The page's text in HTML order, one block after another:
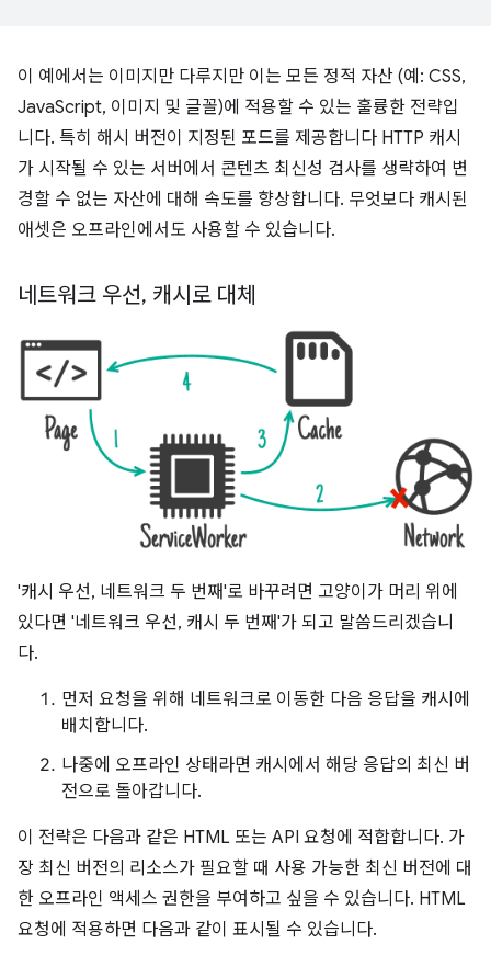
이 예에서는 이미지만 다루지만 이는 모든 정적 자산 (예: CSS,
JavaScript, 이미지 및 글꼴)에 적용할 수 있는 훌륭한 전략입
니다. 특히 해시 버전이 지정된 포드를 제공합니다 HTTP 캐시
가 시작될 수 있는 서버에서 콘텐츠 최신성 검사를 생략하여 변
경할 수 없는 자산에 대해 속도를 향상합니다. 무엇보다 캐시된
애셋은 오프라인에서도 사용할 수 있습니다.
네트워크 우선, 캐시로 대체
'캐시 우선, 네트워크 두 번째'로 바꾸려면 고양이가 머리 위에
있다면 '네트워크 우선, 캐시 두 번째'가 되고 말씀드리겠습니
다.
먼저 요청을 위해 네트워크로 이동한 다음 응답을 캐시에
배치합니다.
나중에 오프라인 상태라면 캐시에서 해당 응답의 최신 버
전으로 돌아갑니다.
이 전략은 다음과 같은 HTML 또는 API 요청에 적합합니다. 가
장 최신 버전의 리소스가 필요할 때 사용 가능한 최신 버전에 대
한 오프라인 액세스 권한을 부여하고 싶을 수 있습니다. HTML
요청에 적용하면 다음과 같이 표시될 수 있습니다.